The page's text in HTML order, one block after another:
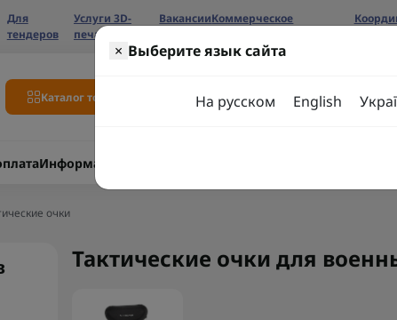
Для
тендеров
Услуги 3D-
печати
ВакансииКоммерческое
Каталог товаров
Информация
очки
× Выберите язык сайта
На русском English
Тактические очки для